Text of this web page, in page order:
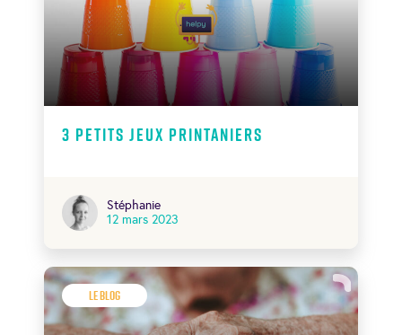
3 petits jeux printaniers
Stéphanie
12 mars 2023
Le Blog